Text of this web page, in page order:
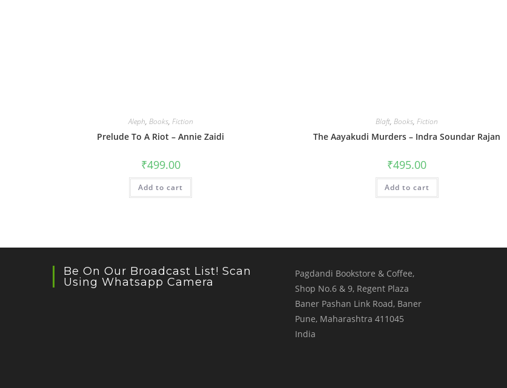
Aleph, Books, Fiction
Prelude To A Riot – Annie Zaidi
₹499.00
Add to cart
Blaft,Books,Fiction
The Aayakudi Murders – Indra Soundar Rajan
₹495.00
Add to cart
Be On Our Broadcast List! Scan
Using Whatsapp Camera
Pagdandi Bookstore & Coffee,
Shop No.6 & 9, Regent Plaza
Baner Pashan Link Road, Baner
Pune, Maharashtra 411045
India